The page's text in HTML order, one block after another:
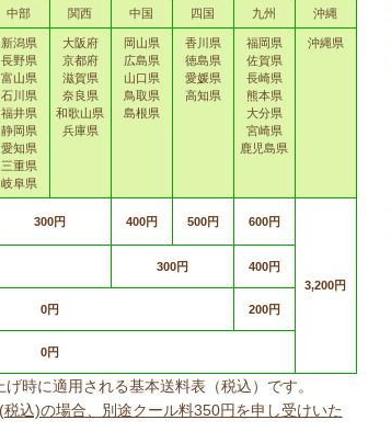
中部 関西 中国 四国 九州 沖縄
新潟県
長野県
富山県
石川県
福井県
静岡県
愛知県
三重県
岐阜県
大阪府
京都府
滋賀県
奈良県
和歌山県
兵庫県
岡山県
広島県
山口県
鳥取県
島根県
香川県
徳島県
愛媛県
高知県
福岡県
佐賀県
長崎県
熊本県
大分県
宮崎県
鹿児島県
沖縄県
300円 400円 500円 600円
3,200円
300円 400円
0円 200円
0円
時に適用される基本送料表（税込）です。
込)の場合、別途クール料350円を申し受けいた